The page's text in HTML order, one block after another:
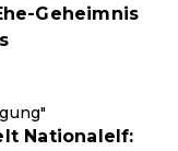
Geheimnis
Nationalelf: